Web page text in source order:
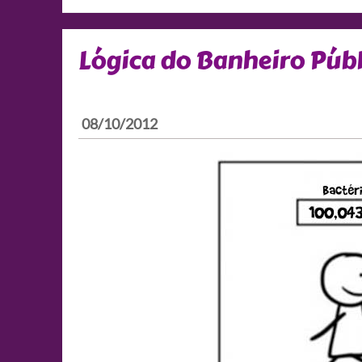
Lógica do Banheiro
08/10/2012